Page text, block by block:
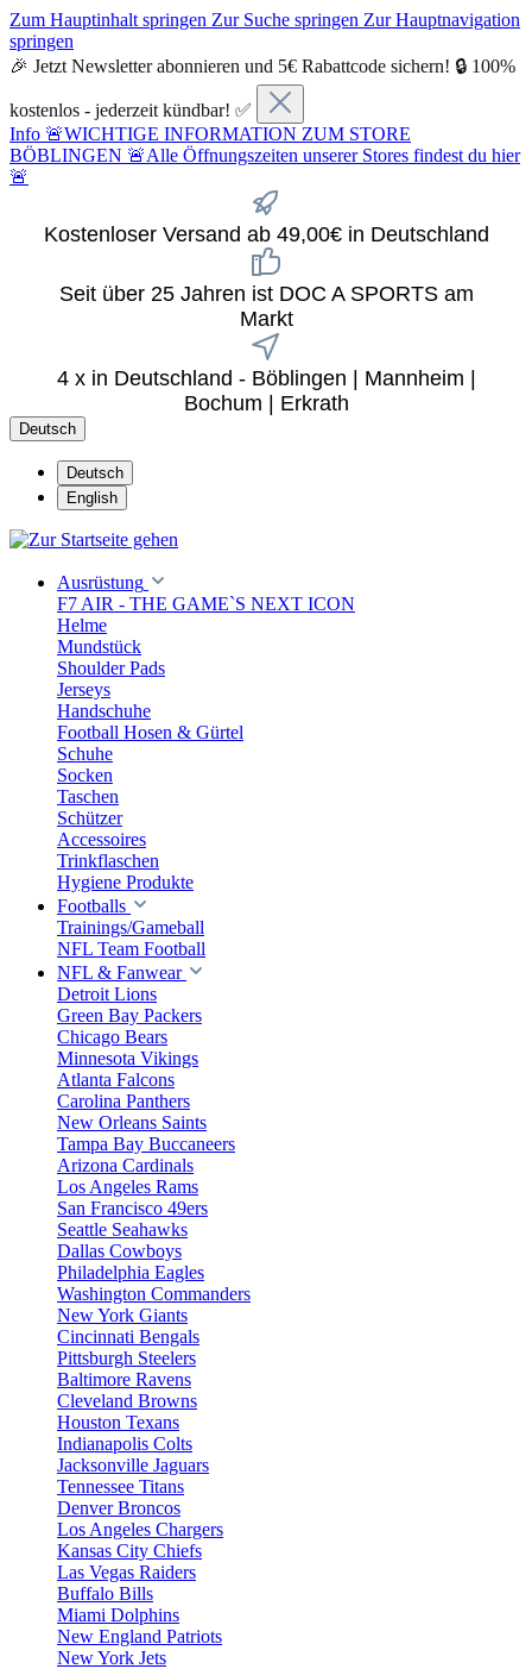
Zum Hauptinhalt springen Zur Suche springen Zur Hauptnavigation
springen
🎉 Jetzt Newsletter abonnieren und 5€ Rabattcode sichern! 🔒 100%
kostenlos - jederzeit kündbar! ✅
Info 🚨WICHTIGE INFORMATION ZUM STORE
BÖBLINGEN 🚨Alle Öffnungszeiten unserer Stores findest du hier
🚨
Kostenloser Versand ab 49,00€ in Deutschland
Seit über 25 Jahren ist DOC A SPORTS am
Markt
4 x in Deutschland - Böblingen | Mannheim |
Bochum | Erkrath
Deutsch
Deutsch
English
Ausrüstung
F7 AIR - THE GAME`S NEXT ICON
Helme
Mundstück
Shoulder Pads
Jerseys
Handschuhe
Football Hosen & Gürtel
Schuhe
Socken
Taschen
Schützer
Accessoires
Trinkflaschen
Hygiene Produkte
Footballs
Trainings/Gameball
NFL Team Football
NFL & Fanwear
Detroit Lions
Green Bay Packers
Chicago Bears
Minnesota Vikings
Atlanta Falcons
Carolina Panthers
New Orleans Saints
Tampa Bay Buccaneers
Arizona Cardinals
Los Angeles Rams
San Francisco 49ers
Seattle Seahawks
Dallas Cowboys
Philadelphia Eagles
Washington Commanders
New York Giants
Cincinnati Bengals
Pittsburgh Steelers
Baltimore Ravens
Cleveland Browns
Houston Texans
Indianapolis Colts
Jacksonville Jaguars
Tennessee Titans
Denver Broncos
Los Angeles Chargers
Kansas City Chiefs
Las Vegas Raiders
Buffalo Bills
Miami Dolphins
New England Patriots
New York Jets